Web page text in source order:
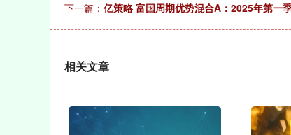
下一篇： 亿策略 富国周期优势混合A：2025年第一
相关文章